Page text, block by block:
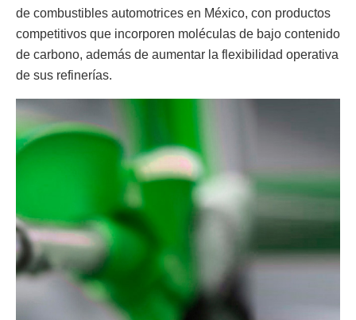
de combustibles automotrices en México, con productos
competitivos que incorporen moléculas de bajo contenido
de carbono, además de aumentar la flexibilidad operativa
de sus refinerías.